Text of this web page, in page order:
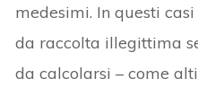
medesimi. In questi
da raccolta illegittima
da calcolarsi – come